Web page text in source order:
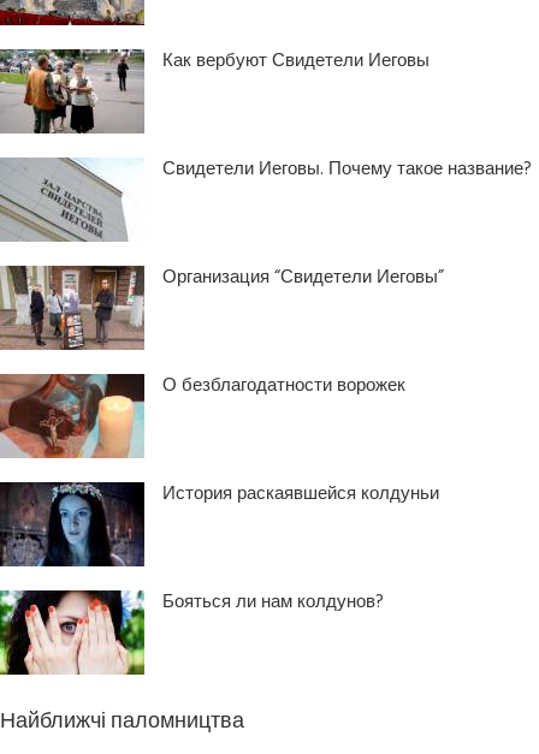
Как вербуют Свидетели Иеговы
Свидетели Иеговы. Почему такое название?
Организация “Свидетели Иеговы”
О безблагодатности ворожек
История раскаявшейся колдуньи
Бояться ли нам колдунов?
Найближчі паломництва